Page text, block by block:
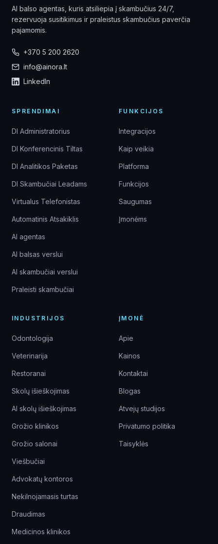
AI balso agentas, kuris atsiliepia į skambučius 24/7,
rezervuoja susitikimus ir praleistus skambučius paverčia
pajamomis.
+370 5 200 2620
info@ainora.lt
LinkedIn
SPRENDIMAI
DI Administratorius
DI Konferencinis Tiltas
DI Analitikos Paketas
DI Skambučiai Leadams
Virtualus Telefonistas
Automatinis Atsakiklis
AI agentas
AI balsas verslui
AI skambučiai verslui
Praleisti skambučiai
FUNKCIJOS
Integracijos
Kaip veikia
Platforma
Funkcijos
Saugumas
Įmonėms
INDUSTRIJOS
Odontologija
Veterinarija
Restoranai
Skolų išieškojimas
AI skolų išieškojimas
Grožio klinikos
Grožio salonai
Viešbučiai
Advokatų kontoros
Nekilnojamasis turtas
Draudimas
Medicinos klinikos
ĮMONĖ
Apie
Kainos
Kontaktai
Blogas
Atvejų studijos
Privatumo politika
Taisyklės